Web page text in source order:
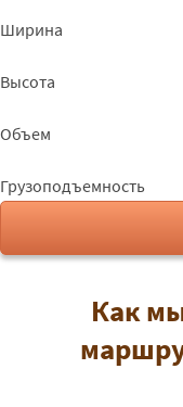
Ширина
Высота
Объем
Грузоподъемность
Как